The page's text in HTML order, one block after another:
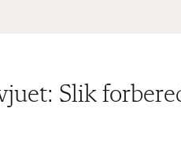
Slik